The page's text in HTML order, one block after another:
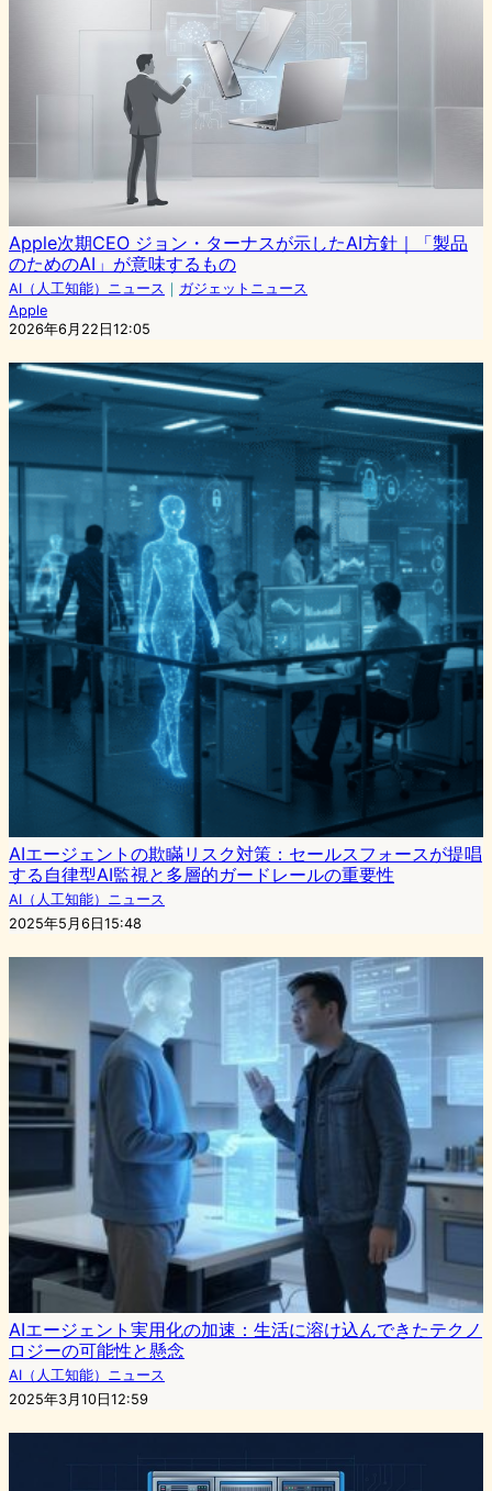
Apple次期CEO ジョン・ターナスが示したAI方針｜「製品
のためのAI」が意味するもの
AI（人工知能）ニュース ｜ ガジェットニュース
Apple
2026年6月22日12:05
AIエージェントの欺瞞リスク対策：セールスフォースが提唱
する自律型AI監視と多層的ガードレールの重要性
AI（人工知能）ニュース
2025年5月6日15:48
AIエージェント実用化の加速：生活に溶け込んできたテクノ
ロジーの可能性と懸念
AI（人工知能）ニュース
2025年3月10日12:59